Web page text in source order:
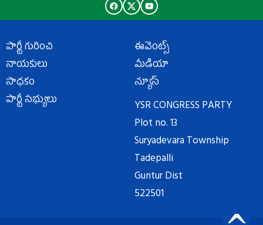
పార్టీ గురించి
నాయకులు
సాధకం
పార్టీ సభ్యులు
ఈవెంట్స్
మీడియా
న్యూస్
YSR CONGRESS PARTY
Plot no. 13
Suryadevara Township
Tadepalli
Guntur Dist
522501